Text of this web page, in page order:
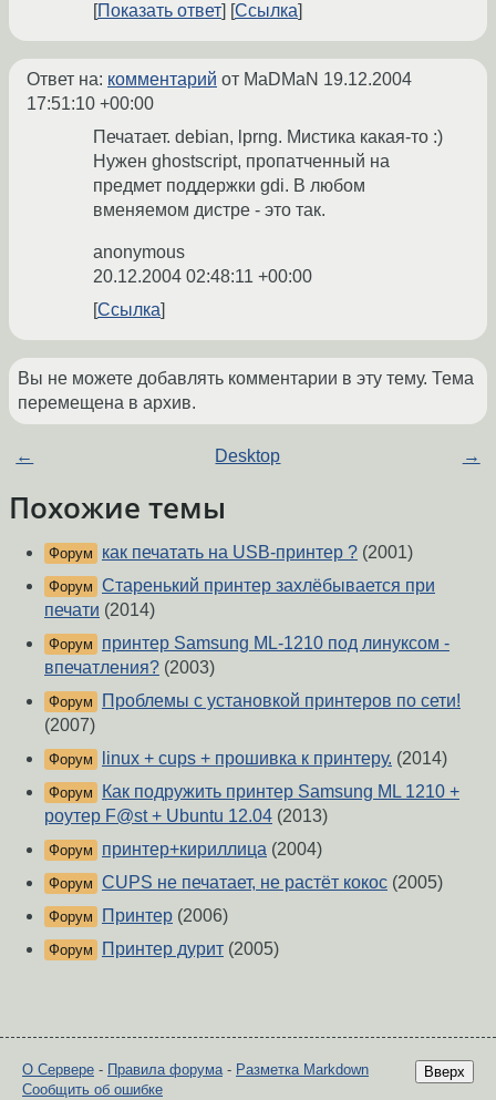
Показать ответ
Ссылка
Ответ на: комментарий от MaDMaN 19.12.2004
17:51:10 +00:00
Печатает. debian, lprng. Мистика какая-то :)
Нужен ghostscript, пропатченный на
предмет поддержки gdi. В любом
вменяемом дистре - это так.
anonymous
20.12.2004 02:48:11 +00:00
Ссылка
Вы не можете добавлять комментарии в эту тему. Тема
перемещена в архив.
← Desktop →
Похожие темы
Форум как печатать на USB-принтер ? (2001)
Форум Старенький принтер захлёбывается при
печати (2014)
Форум
принтер Samsung ML-1210 под линуксом -
впечатления? (2003)
Форум
Проблемы с установкой принтеров по сети!
(2007)
Форум linux + cups + прошивка к принтеру. (2014)
Форум
Как подружить принтер Samsung ML 1210 +
роутер F@st + Ubuntu 12.04 (2013)
Форум принтер+кириллица (2004)
Форум CUPS не печатает, не растёт кокос (2005)
Форум Принтер (2006)
Форум Принтер дурит (2005)
Вверх
О Сервере - Правила форума- Разметка Markdown
Сообщить об ошибке